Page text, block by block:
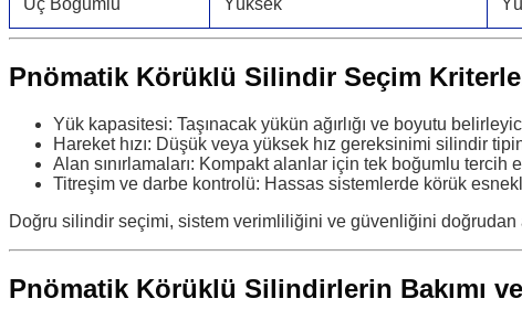
Üç Boğumlu Yüksek
Pnömatik Körüklü Silindir Seçim
Yük kapasitesi: Taşınacak yükün ağırlığı ve boyutu
Hareket hızı: Düşük veya yüksek hız gereksinimi silindir
Alan sınırlamaları: Kompakt alanlar için tek boğumlu tercih
Titreşim ve darbe kontrolü: Hassas sistemlerde körük
Doğru silindir seçimi, sistem verimliliğini ve güvenliğini doğrudan
Pnömatik Körüklü Silindirlerin Bakımı ve